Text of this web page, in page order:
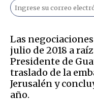
Las
julio de 2018 a
Presidente de
traslado de la
Jerusalén y
año.